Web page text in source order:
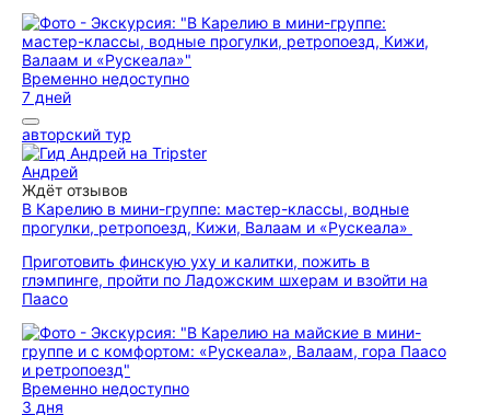
Временно недоступно
7 дней
авторский тур
Андрей
Ждёт отзывов
В Карелию в мини-группе: мастер-классы, водные
прогулки, ретропоезд, Кижи, Валаам и «Рускеала»
Приготовить финскую уху и калитки, пожить в
глэмпинге, пройти по Ладожским шхерам и взойти на
Паасо
Временно недоступно
3 дня